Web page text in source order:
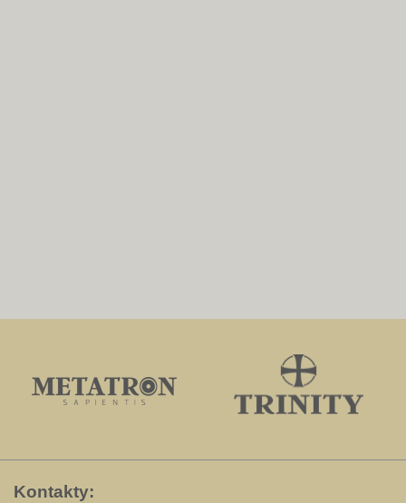
Kontakty: